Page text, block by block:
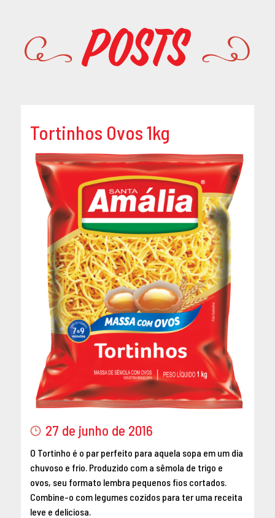
Posts
Tortinhos Ovos 1kg
27 de junho de 2016
O Tortinho é o par perfeito para aquela sopa em um dia
chuvoso e frio. Produzido com a sêmola de trigo e
ovos, seu formato lembra pequenos fios cortados.
Combine-o com legumes cozidos para ter uma receita
leve e deliciosa.